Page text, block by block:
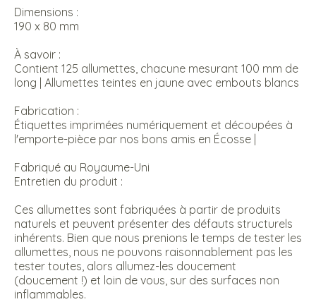
Dimensions :
190 x 80 mm
À savoir :
Contient 125 allumettes, chacune mesurant 100 mm de
long | Allumettes teintes en jaune avec embouts blancs
Fabrication :
Étiquettes imprimées numériquement et découpées à
l'emporte-pièce par nos bons amis en Écosse |
Fabriqué au Royaume-Uni
Entretien du produit :
Ces allumettes sont fabriquées à partir de produits
naturels et peuvent présenter des défauts structurels
inhérents. Bien que nous prenions le temps de tester les
allumettes, nous ne pouvons raisonnablement pas les
tester toutes, alors allumez-les doucement
(doucement !) et loin de vous, sur des surfaces non
inflammables.